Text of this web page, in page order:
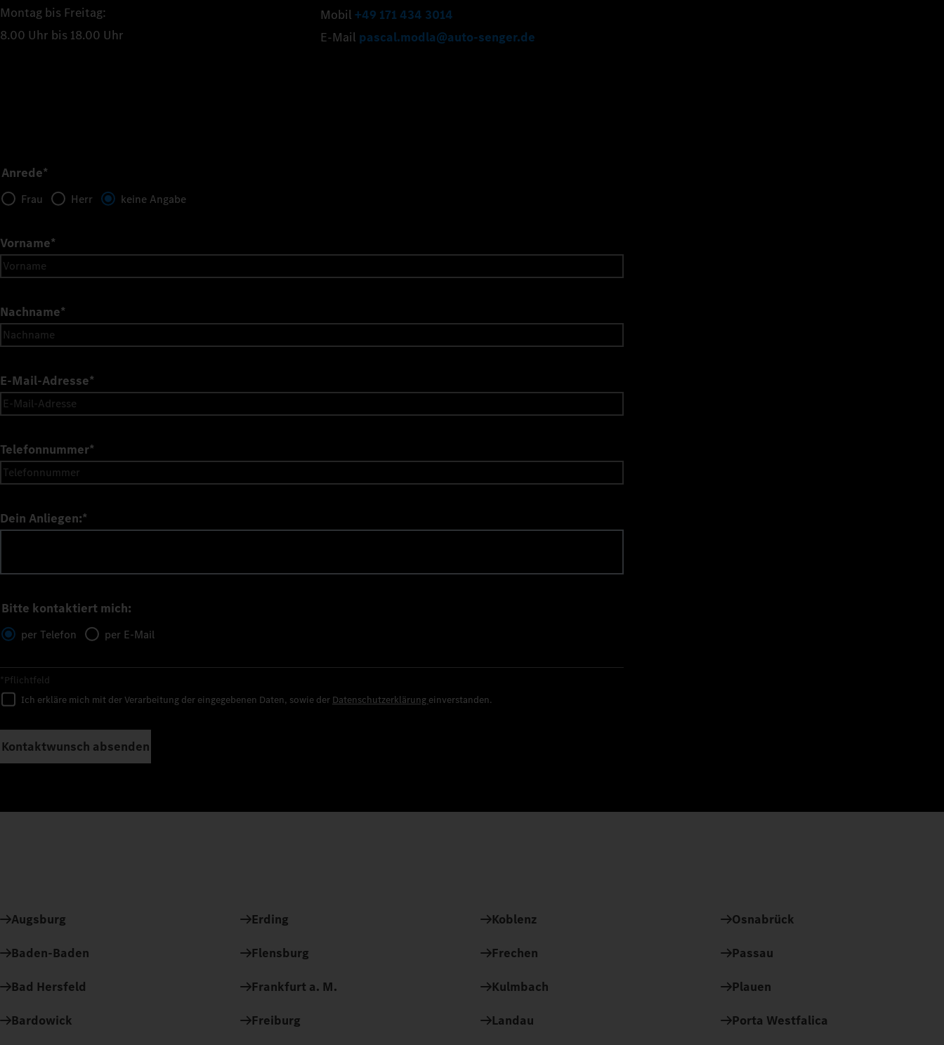
Montag bis Freitag:
8.00 Uhr bis 18.00 Uhr
Mobil +49 171 434 3014
E-Mail pascal.modla@auto-senger.de
Anrede*
Frau Herr keine Angabe
Vorname*
Nachname*
E-Mail-Adresse*
Telefonnummer*
Dein Anliegen:*
Bitte kontaktiert mich:
per Telefon per E-Mail
*Pflichtfeld
Ich erkläre mich mit der Verarbeitung der eingegebenen Daten, sowie der Datenschutzerklärung einverstanden.
Kontaktwunsch absenden
Augsburg
Baden-Baden
Bad Hersfeld
Bardowick
Erding
Flensburg
Frankfurt a. M.
Freiburg
Koblenz
Frechen
Kulmbach
Landau
Osnabrück
Passau
Plauen
Porta Westfalica